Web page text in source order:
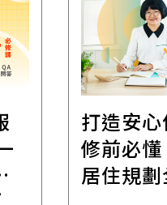
打造安
修前必
居住規